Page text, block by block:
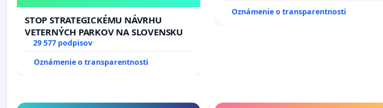
STOP STRATEGICKÉMU NÁVRHU
VETERNÝCH PARKOV NA SLOVENSKU
29 577 podpisov
Oznámenie o transparentnosti
Oznámenie o transparentnosti